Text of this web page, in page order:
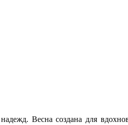
Весна создана для